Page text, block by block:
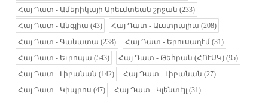
Հայ Դատ - Ամերիկայի Արեւմտեան շրջան (233)
Հայ Դատ - Անգլիա (43) Հայ Դատ - Աւստրալիա (208)
Հայ Դատ - Գանատա (238) Հայ Դատ - Երուսաղէմ (31)
Հայ Դատ - Եւրոպա (543) Հայ Դատ - Թեհրան (ՀՈՒՍԿ) (95)
Հայ Դատ - Լիբանան (142) Հայ Դատ - Լիբանան (27)
Հայ Դատ - Կիպրոս (47) Հայ Դատ - Կլենտէյլ (31)